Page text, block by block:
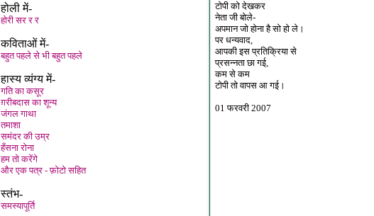
होली में-
होरी सर र र
कविताओं में-
बहुत पहले से भी बहुत पहले
हास्य व्यंग्य में-
गति का कसूर
ग़रीबदास का शून्य
जंगल गाथा
तमाशा
समंदर की उम्र
हँसना रोना
हम तो करेंगे
और एक पत्र - फ़ोटो सहित
स्तंभ-
समस्यापूर्ति
टोपी को देखकर
नेता जी बोले-
अपमान जो होना है सो हो ले।
पर धन्यवाद,
आपकी इस प्रतिक्रिया से
प्रसन्नता छा गई,
कम से कम
टोपी तो वापस आ गई।
01 फरवरी 2007